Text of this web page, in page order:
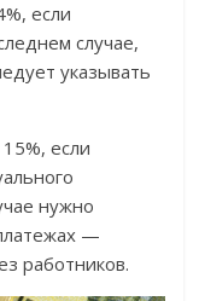
если
случае,
указывать
если
нужно
—
работников.